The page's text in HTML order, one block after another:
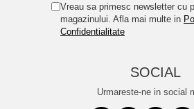
Vreau sa primesc newsletter cu
magazinului. Afla mai multe in
Confidentialitate
SOCIAL
Urmareste-ne in social